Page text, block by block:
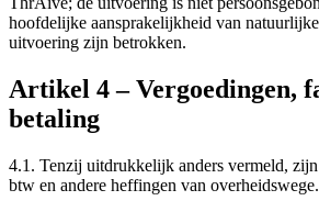
hoofdelijke aansprakelijkheid van
uitvoering zijn betrokken.
Artikel 4–Vergoedingen,
betaling
4.1. Tenzij uitdrukkelijk anders vermeld,
btw en andere heffingen van overheidswege.